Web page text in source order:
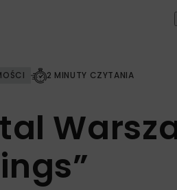
2 MINUTY CZYTANIA